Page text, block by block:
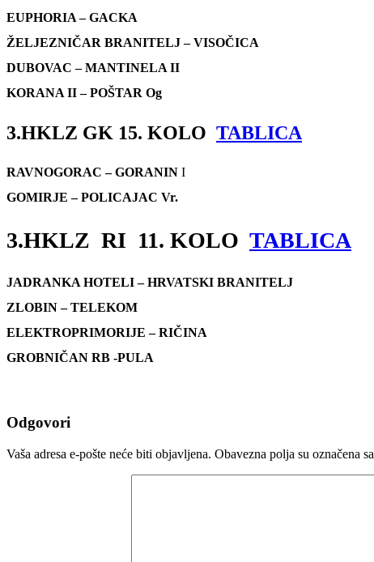
EUPHORIA – GACKA
ŽELJEZNIČAR BRANITELJ – VISOČICA
DUBOVAC – MANTINELA II
KORANA II – POŠTAR Og
3.HKLZ GK 15. KOLO TABLICA
RAVNOGORAC – GORANIN I
GOMIRJE – POLICAJAC Vr.
3.HKLZ RI 11. KOLO TABLICA
JADRANKA HOTELI – HRVATSKI BRANITELJ
ZLOBIN – TELEKOM
ELEKTROPRIMORIJE – RIČINA
GROBNIČAN RB -PULA
Odgovori
Vaša adresa e-pošte neće biti objavljena. Obavezna polja su označena sa